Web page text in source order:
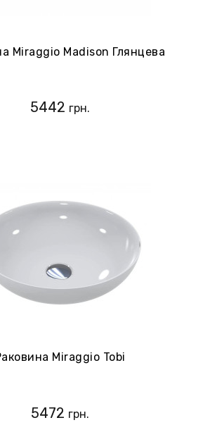
Miraggio Madison Глянцева
5442 грн.
Miraggio Tobi
5472 грн.